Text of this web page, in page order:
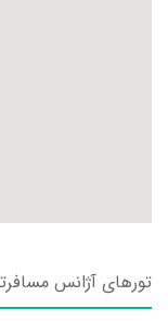
تورهای آژانس